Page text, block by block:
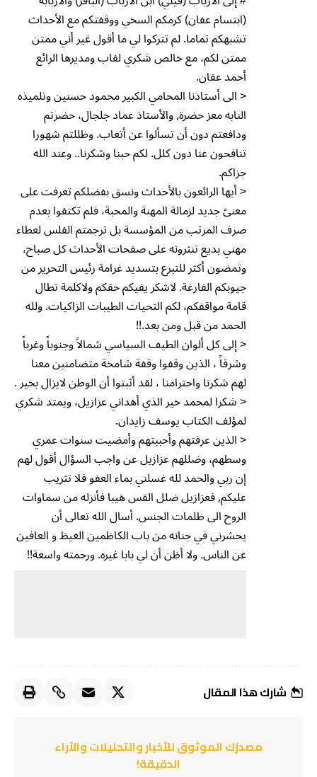
(ابتسام عفان) كرمكم السخي ووقفتكم مع الأحداث
تشبهكم تماما. لم تتركوا لي ما أقول غير أني ممتن
ممتن لكم، مع خالص شكري لفاب ومديرها الرائع
أحمد عفان.
< الى أستاذنا المحامي الكبير محمود حسنين وتلميذه
النابه معز حضرة, والأستاذ عماد جلجال، حضرتم
ودافعتم دون أن تسألوا عن أتعاب. وظللتم شهورا
تنافحون عنا دون كلل. لكم حبنا وشكرنا.. وعند الله
جزاكم.
< أيها الرائعون بالأحداث ونسق بفضلكم تعرفت على
معنىً جديد لزمالة المهنة والمحبة، فلم تكتفوا بعدم
صرف المرتب من المؤسسة بل ترجمتم الفلس لعطاء
مهني بديع تنثرونه على صفحات الأحداث كل صباح،
وتمضون أكثر للتبرع بتسديد غرامة رئيس التحرير من
جيوبكم الفارغة. لاشكر يفيكم حقكم ولاكلمة تطال
قامة مواقفكم، لكم التحيات الطيبات الزاكيات. ولله
الحمد من قبل ومن بعد.!!
< إلى كل ألوان الطيف السياسي شمالاً وجنوباً وغرباً
وشرقاً ، الذين وقفوا وقفة شامخة متضامنين معنا
لهم شكرنا واحترامنا ، لقد أثبتوا أن الوطن لايزال بخير .
< شكرا لمحمد خير الذي أهداني عزازيل، ويمتد شكري
لمؤلف الكتاب يوسف زايدان.
< الذين عرفتهم وأحببتهم وأمضيت سنوات عمري
وسطهم، وضللهم عزازيل عن واجب السؤال أقول لهم
إن ربي والحمد لله غسلني بماء العفو فلا تثريب
عليكم, فعزازيل ضلل القس هيبا فأنزله من سماوات
الروح الى ظلمات الجنس. أسال الله تعالى أن
يحشرني في جنانه من باب الكاظمين الغيظ و العافين
عن الناس. ولا أظن أن لي بابا غيره. ورحمته واسعة!!
شارك هذا المقال
مصدرُك الموثوق للأخبار والتحليلات والآراء
الدقيقة!